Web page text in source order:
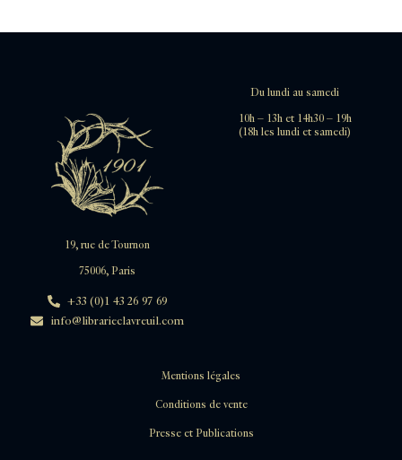
Du lundi au samedi
10h – 13h et 14h30 – 19h
(18h les lundi et samedi)
19, rue de Tournon
75006, Paris
+33 (0)1 43 26 97 69
info@librarieclavreuil.com
Mentions légales
Conditions de vente
Presse et Publications